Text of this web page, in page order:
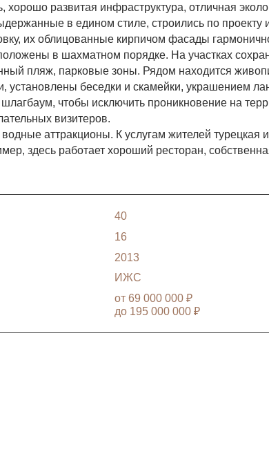
хорошо развитая инфраструктура, отличная
в едином стиле, строились по
их облицованные кирпичом фасады
в шахматном порядке. На участках
пляж, парковые зоны. Рядом находится
установлены беседки и скамейки, украшением
чтобы исключить проникновение на
визитеров.
аттракционы. К услугам жителей
здесь работает хороший ресторан,
40
16
2013
ИЖС
от 69 000 000 ₽
до 195 000 000 ₽